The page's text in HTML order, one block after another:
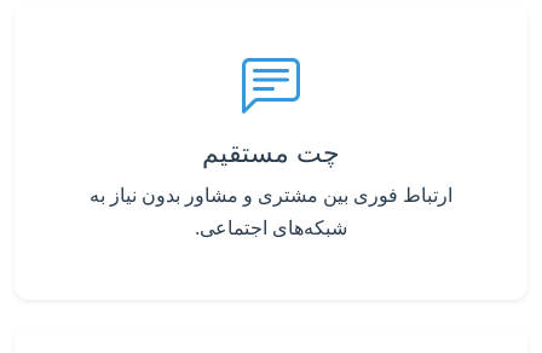
چت مستقیم
ارتباط فوری بین مشتری و مشاور بدون نیاز به
شبکه‌های اجتماعی.